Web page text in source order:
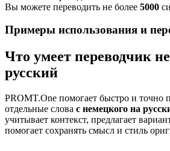
Вы можете переводить не более 5000
Примеры использования и
Что умеет переводчик
русский
PROMT.One помогает быстро и точно
отдельные слова с немецкого на
учитывает контекст, предлагает
помогает сохранять смысл и стиль